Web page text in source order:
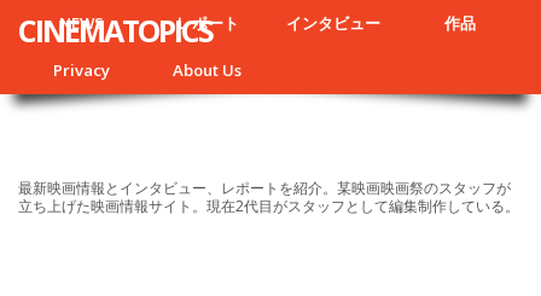
NEWS レポート インタビュー 作品
Privacy About Us
CINEMATOPICS
最新映画情報とインタビュー、レポートを紹介。某映画映画祭のスタッフが
立ち上げた映画情報サイト。現在2代目がスタッフとして編集制作している。